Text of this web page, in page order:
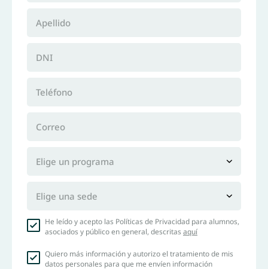
Apellido
DNI
Teléfono
Correo
Elige un programa
Elige una sede
He leído y acepto las Políticas de Privacidad para alumnos,
asociados y público en general, descritas aquí
Quiero más información y autorizo el tratamiento de mis
datos personales para que me envíen información